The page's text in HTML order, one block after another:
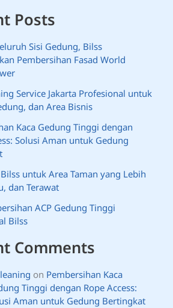
Posts
Sisi Gedung, Bilss
Pembersihan Fasad World
Service Jakarta Profesional untuk
dan Area Bisnis
Kaca Gedung Tinggi dengan
Solusi Aman untuk Gedung
untuk Area Taman yang Lebih
dan Terawat
ACP Gedung Tinggi
Bilss
Comments
on Pembersihan Kaca
Tinggi dengan Rope Access:
Aman untuk Gedung Bertingkat